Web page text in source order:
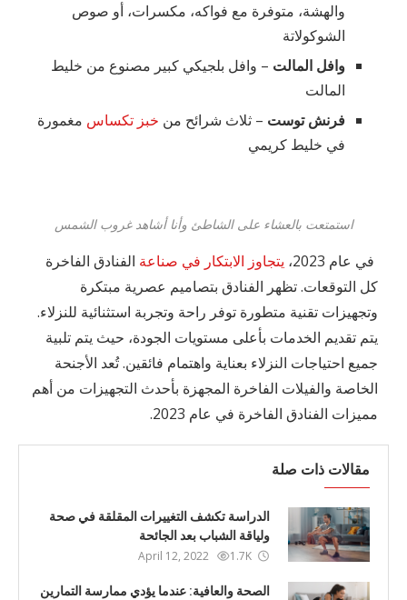
والهشة، متوفرة مع فواكه، مكسرات، أو صوص
الشوكولاتة
وافل المالت – وافل بلجيكي كبير مصنوع من خليط
المالت
فرنش توست – ثلاث شرائح من خبز تكساس مغمورة
في خليط كريمي
استمتعت بالعشاء على الشاطئ وأنا أشاهد غروب الشمس
في عام 2023، يتجاوز الابتكار في صناعة الفنادق الفاخرة
كل التوقعات. تظهر الفنادق بتصاميم عصرية مبتكرة
وتجهيزات تقنية متطورة توفر راحة وتجربة استثنائية للنزلاء.
يتم تقديم الخدمات بأعلى مستويات الجودة، حيث يتم تلبية
جميع احتياجات النزلاء بعناية واهتمام فائقين. تُعد الأجنحة
الخاصة والفيلات الفاخرة المجهزة بأحدث التجهيزات من أهم
مميزات الفنادق الفاخرة في عام 2023.
مقالات ذات صلة
الدراسة تكشف التغييرات المقلقة في صحة
ولياقة الشباب بعد الجائحة
April 12, 2022 1.7K
الصحة والعافية: عندما يؤدي ممارسة التمارين